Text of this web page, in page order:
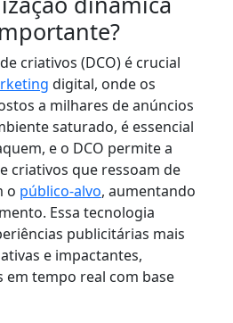
criativos (DCO) é crucial
digital, onde os
a milhares de anúncios
saturado, é essencial
e o DCO permite a
criativos que ressoam de
o público-alvo, aumentando
Essa tecnologia
publicitárias mais
e impactantes,
tempo real com base